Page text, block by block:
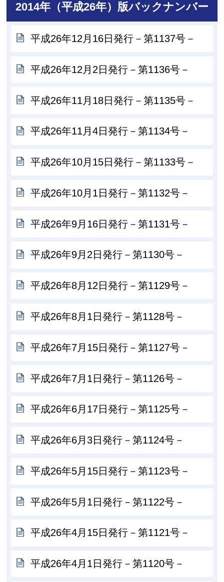
2014年（平成26年）版バックナンバー
平成26年12月16日発行－第1137号－
平成26年12月2日発行－第1136号－
平成26年11月18日発行－第1135号－
平成26年11月4日発行－第1134号－
平成26年10月15日発行－第1133号－
平成26年10月1日発行－第1132号－
平成26年9月16日発行－第1131号－
平成26年9月2日発行－第1130号－
平成26年8月12日発行－第1129号－
平成26年8月1日発行－第1128号－
平成26年7月15日発行－第1127号－
平成26年7月1日発行－第1126号－
平成26年6月17日発行－第1125号－
平成26年6月3日発行－第1124号－
平成26年5月15日発行－第1123号－
平成26年5月1日発行－第1122号－
平成26年4月15日発行－第1121号－
平成26年4月1日発行－第1120号－